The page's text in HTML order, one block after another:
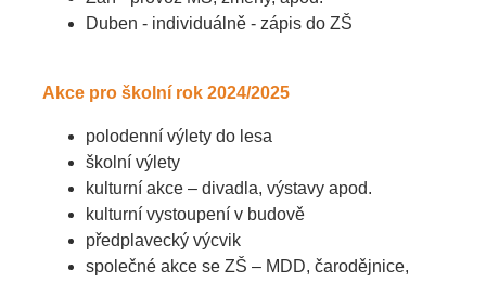
Duben - individuálně - zápis do ZŠ
Akce pro školní rok 2024/2025
polodenní výlety do lesa
školní výlety
kulturní akce – divadla, výstavy apod.
kulturní vystoupení v budově
předplavecký výcvik
společné akce se ZŠ – MDD, čarodějnice,